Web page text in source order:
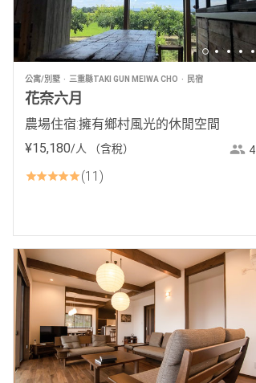
公寓/別墅 三重縣TAKI GUN MEIWA CHO 民宿
花奈六月
農場住宿:擁有鄉村風光的休閒空間
¥15,180/人 （含稅） 4
11